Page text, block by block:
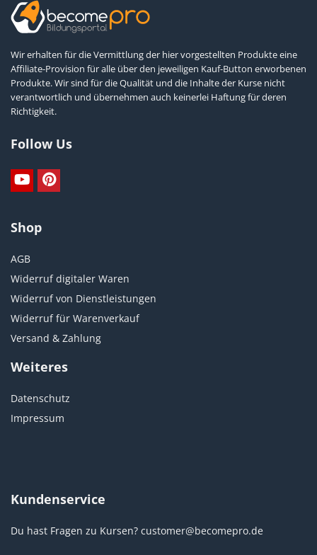
Wir erhalten für die Vermittlung der hier vorgestellten Produkte eine
Affiliate-Provision für alle über den jeweiligen Kauf-Button erworbenen
Produkte. Wir sind für die Qualität und die Inhalte der Kurse nicht
verantwortlich und übernehmen auch keinerlei Haftung für deren
Richtigkeit.
Follow Us
Shop
AGB
Widerruf digitaler Waren
Widerruf von Dienstleistungen
Widerruf für Warenverkauf
Versand & Zahlung
Weiteres
Datenschutz
Impressum
Kundenservice
Du hast Fragen zu Kursen? customer@becomepro.de